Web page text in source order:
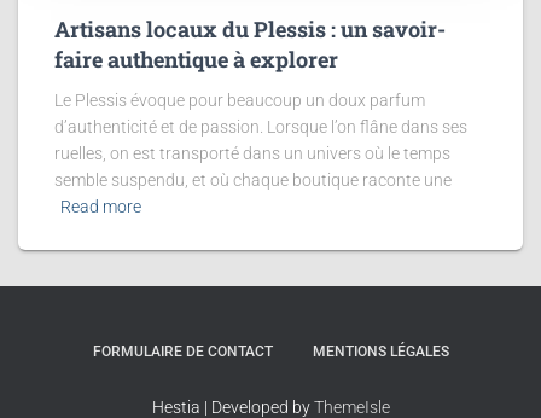
Artisans locaux du Plessis : un savoir-
faire authentique à explorer
Le Plessis évoque pour beaucoup un doux parfum
d’authenticité et de passion. Lorsque l’on flâne dans ses
ruelles, on est transporté dans un univers où le temps
semble suspendu, et où chaque boutique raconte une
Read more
FORMULAIRE DE CONTACT MENTIONS LÉGALES
Hestia | Developed byThemeIsle